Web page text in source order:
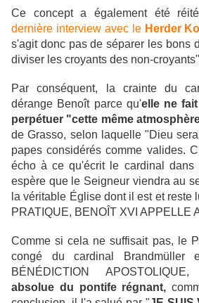
Ce concept a également été
dernière interview avec le Herder
s'agit donc pas de séparer les bons
diviser les croyants des non-
Par conséquent, la crainte du
dérange Benoît parce qu'elle ne
perpétuer "cette même
de Grasso, selon laquelle "Dieu
papes considérés comme valides.
écho à ce qu'écrit le cardinal dans
espère que le Seigneur viendra au
la véritable Église dont il est et reste
PRATIQUE, BENOÎT XVI APPELLE
Comme si cela ne suffisait pas, le
congé du cardinal Brandmüller
BÉNÉDICTION APOSTOLIQUE,
absolue du pontife régnant,